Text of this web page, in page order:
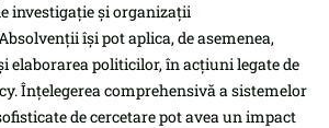
investigație și organizații
își pot aplica, de asemenea,
elaborarea politicilor, în acțiuni legate de
Înțelegerea comprehensivă a sistemelor
de cercetare pot avea un impact